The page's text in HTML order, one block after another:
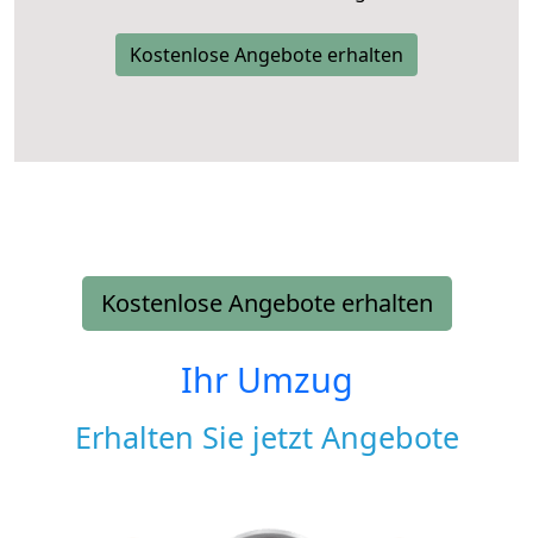
Kostenlose Angebote erhalten
Kostenlose Angebote erhalten
Ihr Umzug
Erhalten Sie jetzt Angebote